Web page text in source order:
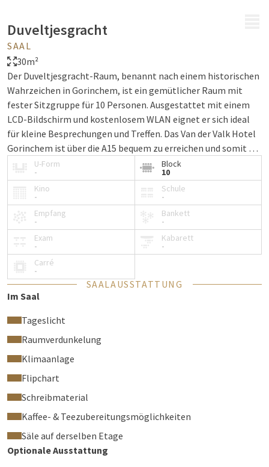
Duveltjesgracht
SAAL
30m²
Der Duveltjesgracht-Raum, benannt nach einem historischen
Wahrzeichen in Gorinchem, ist ein gemütlicher Raum mit
fester Sitzgruppe für 10 Personen. Ausgestattet mit einem
LCD-Bildschirm und kostenlosem WLAN eignet er sich ideal
für kleine Besprechungen und Treffen. Das Van der Valk Hotel
Gorinchem ist über die A15 bequem zu erreichen und somit ein
idealer Ort für Ihre Meetings. Planen Sie Ihr Meeting im
Duveltjesgracht-Raum und erleben Sie ein produktives
Treffen!
U-Form
-
Block
10
Kino
-
Schule
-
Empfang
-
Bankett
-
Exam
-
Kabarett
-
Carré
-
SAALAUSSTATTUNG
Im Saal
Tageslicht
Raumverdunkelung
Klimaanlage
Flipchart
Schreibmaterial
Kaffee- & Teezubereitungsmöglichkeiten
Säle auf derselben Etage
Optionale Ausstattung